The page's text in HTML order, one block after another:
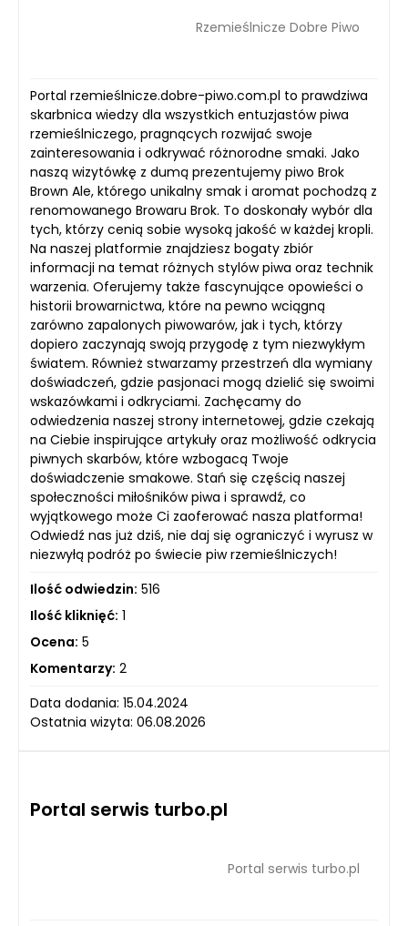
Rzemieślnicze Dobre Piwo
Portal rzemieślnicze.dobre-piwo.com.pl to prawdziwa
skarbnica wiedzy dla wszystkich entuzjastów piwa
rzemieślniczego, pragnących rozwijać swoje
zainteresowania i odkrywać różnorodne smaki. Jako
naszą wizytówkę z dumą prezentujemy piwo Brok
Brown Ale, którego unikalny smak i aromat pochodzą z
renomowanego Browaru Brok. To doskonały wybór dla
tych, którzy cenią sobie wysoką jakość w każdej kropli.
Na naszej platformie znajdziesz bogaty zbiór
informacji na temat różnych stylów piwa oraz technik
warzenia. Oferujemy także fascynujące opowieści o
historii browarnictwa, które na pewno wciągną
zarówno zapalonych piwowarów, jak i tych, którzy
dopiero zaczynają swoją przygodę z tym niezwykłym
światem. Również stwarzamy przestrzeń dla wymiany
doświadczeń, gdzie pasjonaci mogą dzielić się swoimi
wskazówkami i odkryciami. Zachęcamy do
odwiedzenia naszej strony internetowej, gdzie czekają
na Ciebie inspirujące artykuły oraz możliwość odkrycia
piwnych skarbów, które wzbogacą Twoje
doświadczenie smakowe. Stań się częścią naszej
społeczności miłośników piwa i sprawdź, co
wyjątkowego może Ci zaoferować nasza platforma!
Odwiedź nas już dziś, nie daj się ograniczyć i wyrusz w
niezwyłą podróż po świecie piw rzemieślniczych!
Ilość odwiedzin: 516
Ilość kliknięć: 1
Ocena: 5
Komentarzy: 2
Data dodania: 15.04.2024
Ostatnia wizyta: 06.08.2026
Portal serwis turbo.pl
Portal serwis turbo.pl